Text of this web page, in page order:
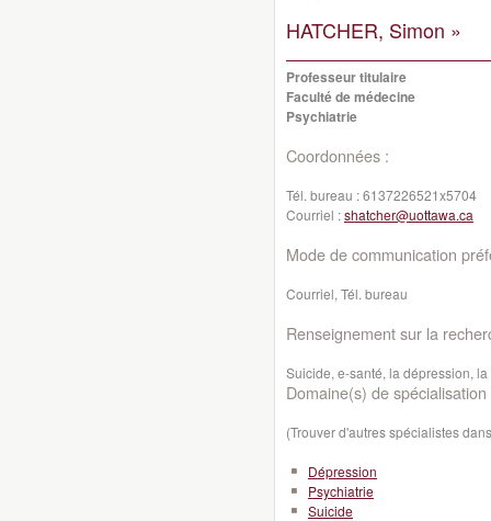
HATCHER, Simon »
Professeur titulaire
Faculté de médecine
Psychiatrie
Coordonnées :
Tél. bureau :6137226521x5704
Courriel :shatcher@uottawa.ca
Mode de communication
Courriel, Tél. bureau
Renseignement sur la
Suicide, e-santé, la dépression,
Domaine(s) de spécialisation
(Trouver d'autres spécialistes
Dépression
Psychiatrie
Suicide